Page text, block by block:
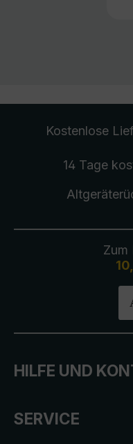
Kostenlose
14 Tage
Zum
HILFE UND
SERVICE